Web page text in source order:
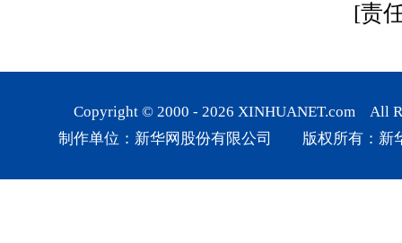
[责
Copyright © 2000 - 2026 XINHUANET.com All
制作单位：新华网股份有限公司 版权所有：新